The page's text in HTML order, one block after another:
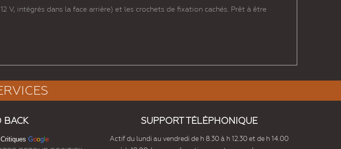
intégrés dans la face arrière) et les crochets de fixation cachés. Prêt à être
BACK
Critiques Goog e
SUPPORT TÉLÉPHONIQUE
Actif du lundi au vendredi de h 8.30 à h 12.30 et de h 14.00